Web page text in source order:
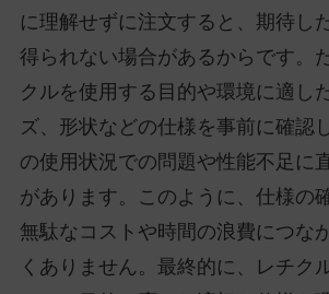
に理解せずに注文すると、期待し
得られない場合があるからです。
クルを使用する目的や環境に適し
ズ、形状などの仕様を事前に確認
の使用状況での問題や性能不足に
があります。このように、仕様の
無駄なコストや時間の浪費につな
くありません。最終的に、レチク